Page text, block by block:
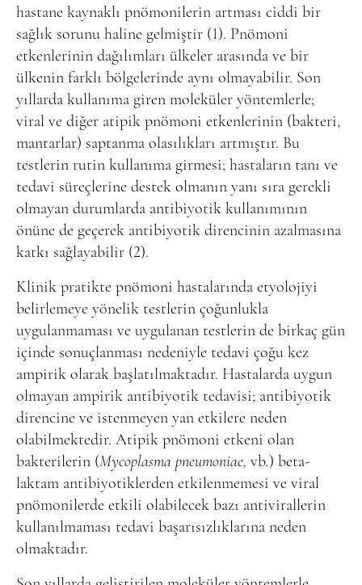
hastane kaynaklı pnömonilerin artması ciddi bir
sağlık sorunu haline gelmiştir (1). Pnömoni
etkenlerinin dağılımları ülkeler arasında ve bir
ülkenin farklı bölgelerinde aynı olmayabilir. Son
yıllarda kullanıma giren moleküler yöntemlerle;
viral ve diğer atipik pnömoni etkenlerinin (bakteri,
mantarlar) saptanma olasılıkları artmıştır. Bu
testlerin rutin kullanıma girmesi; hastaların tanı ve
tedavi süreçlerine destek olmanın yanı sıra gerekli
olmayan durumlarda antibiyotik kullanımının
önüne de geçerek antibiyotik direncinin azalmasına
katkı sağlayabilir (2).
Klinik pratikte pnömoni hastalarında etyolojiyi
belirlemeye yönelik testlerin çoğunlukla
uygulanmaması ve uygulanan testlerin de birkaç gün
içinde sonuçlanması nedeniyle tedavi çoğu kez
ampirik olarak başlatılmaktadır. Hastalarda uygun
olmayan ampirik antibiyotik tedavisi; antibiyotik
direncine ve istenmeyen yan etkilere neden
olabilmektedir. Atipik pnömoni etkeni olan
bakterilerin (Mycoplasma pneumoniae, vb. ) beta-
laktam antibiyotiklerden etkilenmemesi ve viral
pnömonilerde etkili olabilecek bazı antivirallerin
kullanılmaması tedavi başarısızlıklarına neden
olmaktadır.